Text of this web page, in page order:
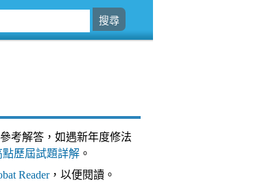
考解答，如遇新年度修法
點歷屆試題詳解。
Reader，以便閱讀。